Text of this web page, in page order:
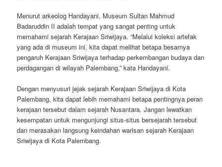
Menurut arkeolog Handayani, Museum Sultan Mahmud
Badaruddin II adalah tempat yang sangat penting untuk
memahami sejarah Kerajaan Sriwijaya. “Melalui koleksi artefak
yang ada di museum ini, kita dapat melihat betapa besarnya
pengaruh Kerajaan Sriwijaya terhadap perkembangan budaya dan
perdagangan di wilayah Palembang,” kata Handayani.
Dengan menyusuri jejak sejarah Kerajaan Sriwijaya di Kota
Palembang, kita dapat lebih memahami betapa pentingnya peran
kerajaan tersebut dalam sejarah Nusantara. Jangan lewatkan
kesempatan untuk mengunjungi situs-situs bersejarah tersebut
dan merasakan langsung keindahan warisan sejarah Kerajaan
Sriwijaya di Kota Palembang.